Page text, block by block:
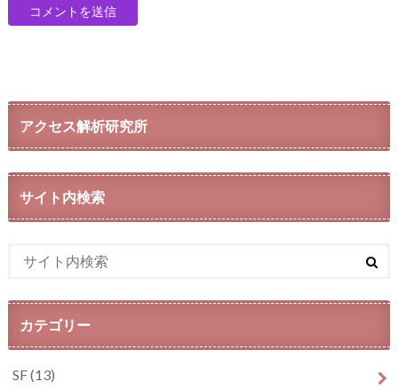
アクセス解析研究所
サイト内検索
カテゴリー
SF(13)